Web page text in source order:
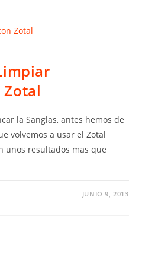
la Sanglas, antes hemos de
volvemos a usar el Zotal
unos resultados mas que
JUNIO 9, 2013